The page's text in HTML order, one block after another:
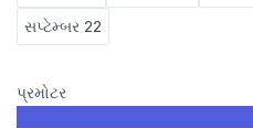
સપ્ટેમ્બર 22
પ્રમોટર